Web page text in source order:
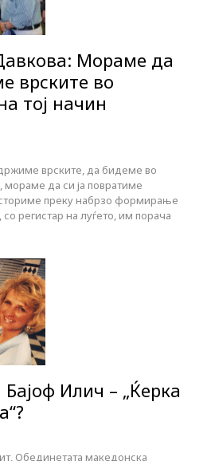
Мораме да
врските во
тој начин
врските, да бидеме во
мораме да си ја повратиме
сториме преку набрзо формирање
со регистар на луѓето, им порача
Илич – „Ќерка
Обединетата македонска